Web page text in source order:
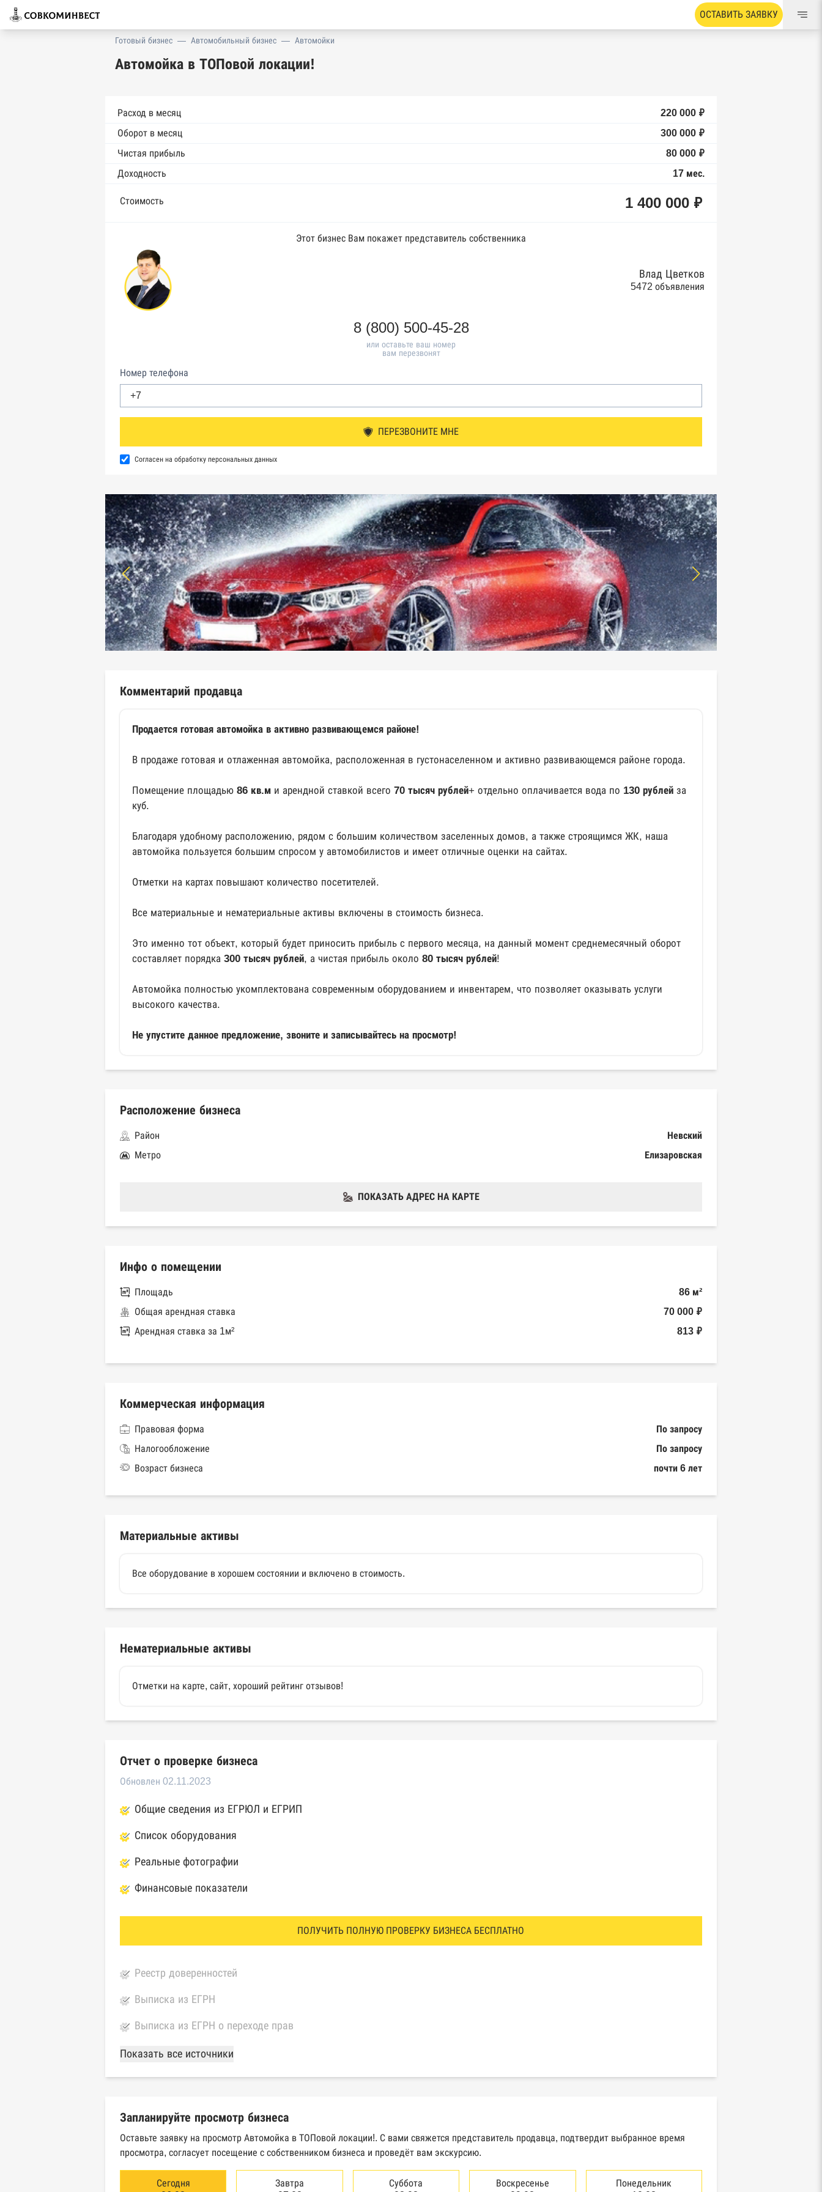
ОСТАВИТЬ ЗАЯВКУ
Готовый бизнес — Автомобильный бизнес — Автомойки
Автомойка в ТОПовой локации!
Расход в месяц
220 000 ₽
Оборот в месяц
300 000 ₽
Чистая прибыль
80 000 ₽
Доходность
17 мес.
Стоимость 1 400 000 ₽
Этот бизнес Вам покажет представитель собственника
Влад Цветков
5472 объявления
8 (800) 500-45-28
или оставьте ваш номер
вам перезвонят
Номер телефона
ПЕРЕЗВОНИТЕ МНЕ
Согласен на обработку персональных данных
Комментарий продавца
Продается готовая автомойка в активно развивающемся районе!
В продаже готовая и отлаженная автомойка, расположенная в густонаселенном и активно развивающемся районе города.
Помещение площадью 86 кв.м и арендной ставкой всего 70 тысяч рублей+ отдельно оплачивается вода по 130 рублей за
куб.
Благодаря удобному расположению, рядом с большим количеством заселенных домов, а также строящимся ЖК, наша
автомойка пользуется большим спросом у автомобилистов и имеет отличные оценки на сайтах.
Отметки на картах повышают количество посетителей.
Все материальные и нематериальные активы включены в стоимость бизнеса.
Это именно тот объект, который будет приносить прибыль с первого месяца, на данный момент среднемесячный оборот
составляет порядка 300 тысяч рублей, а чистая прибыль около 80 тысяч рублей!
Автомойка полностью укомплектована современным оборудованием и инвентарем, что позволяет оказывать услуги
высокого качества.
Не упустите данное предложение, звоните и записывайтесь на просмотр!
Расположение бизнеса
Район
Невский
Метро
Елизаровская
ПОКАЗАТЬ АДРЕС НА КАРТЕ
Инфо о помещении
Площадь
86 м²
Общая арендная ставка
70 000 ₽
Арендная ставка за 1м²
813 ₽
Коммерческая информация
Правовая форма
По запросу
Налогообложение
По запросу
Возраст бизнеса
почти 6 лет
Материальные активы
Все оборудование в хорошем состоянии и включено в стоимость.
Нематериальные активы
Отметки на карте, сайт, хороший рейтинг отзывов!
Отчет о проверке бизнеса
Обновлен 02.11.2023
Общие сведения из ЕГРЮЛ и ЕГРИП
Список оборудования
Реальные фотографии
Финансовые показатели
ПОЛУЧИТЬ ПОЛНУЮ ПРОВЕРКУ БИЗНЕСА БЕСПЛАТНО
Реестр доверенностей
Выписка из ЕГРН
Выписка из ЕГРН о переходе прав
База Росстата
Реестры ЕГРЮЛ и ЕГРИП Федеральной налоговой службы России
Картотека арбитражных дел Высшего арбитражного суда
Единый федеральный реестр сведений о банкротстве юридических лиц
Единый федеральный реестр сведений о банкротстве физических лиц
Показать все источники
Запланируйте просмотр бизнеса
Оставьте заявку на просмотр Автомойка в ТОПовой локации!. С вами свяжется представитель продавца, подтвердит выбранное время
просмотра, согласует посещение с собственником бизнеса и проведёт вам экскурсию.
Сегодня
Завтра
Суббота
Воскресенье
Понедельник